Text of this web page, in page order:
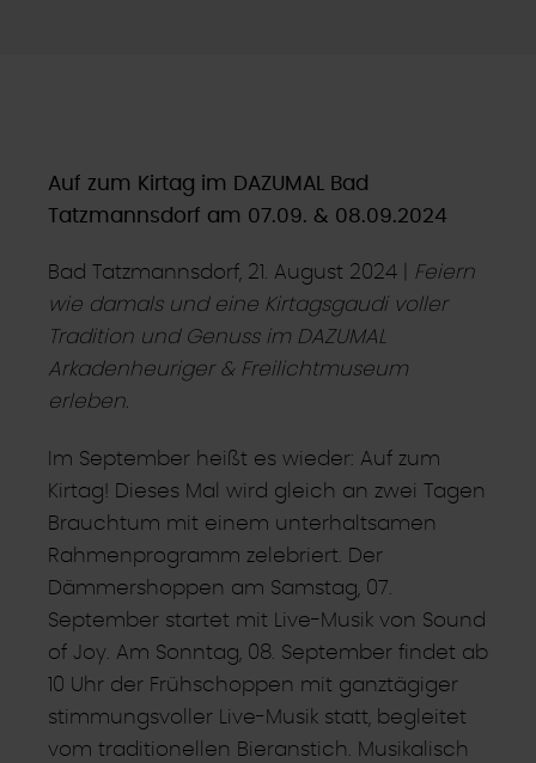
Auf zum Kirtag im DAZUMAL Bad
Tatzmannsdorf am 07.09. & 08.09.2024
Bad Tatzmannsdorf, 21. August 2024 |
Feiern
wie damals und eine Kirtagsgaudi voller
Tradition und Genuss im DAZUMAL
Arkadenheuriger & Freilichtmuseum
erleben.
Im September heißt es wieder: Auf zum
Kirtag! Dieses Mal wird gleich an zwei Tagen
Brauchtum mit einem unterhaltsamen
Rahmenprogramm zelebriert. Der
Dämmershoppen am Samstag, 07.
September startet mit Live-Musik von Sound
of Joy. Am Sonntag, 08. September findet ab
10 Uhr der Frühschoppen mit ganztägiger
stimmungsvoller Live-Musik statt, begleitet
vom traditionellen Bieranstich. Musikalisch